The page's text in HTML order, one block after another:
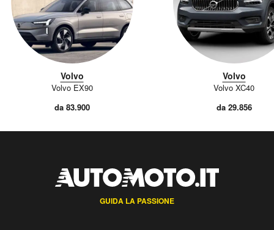
Volvo
Volvo EX90
da 83.900
Volvo
Volvo XC40
da 29.856
GUIDA LA PASSIONE